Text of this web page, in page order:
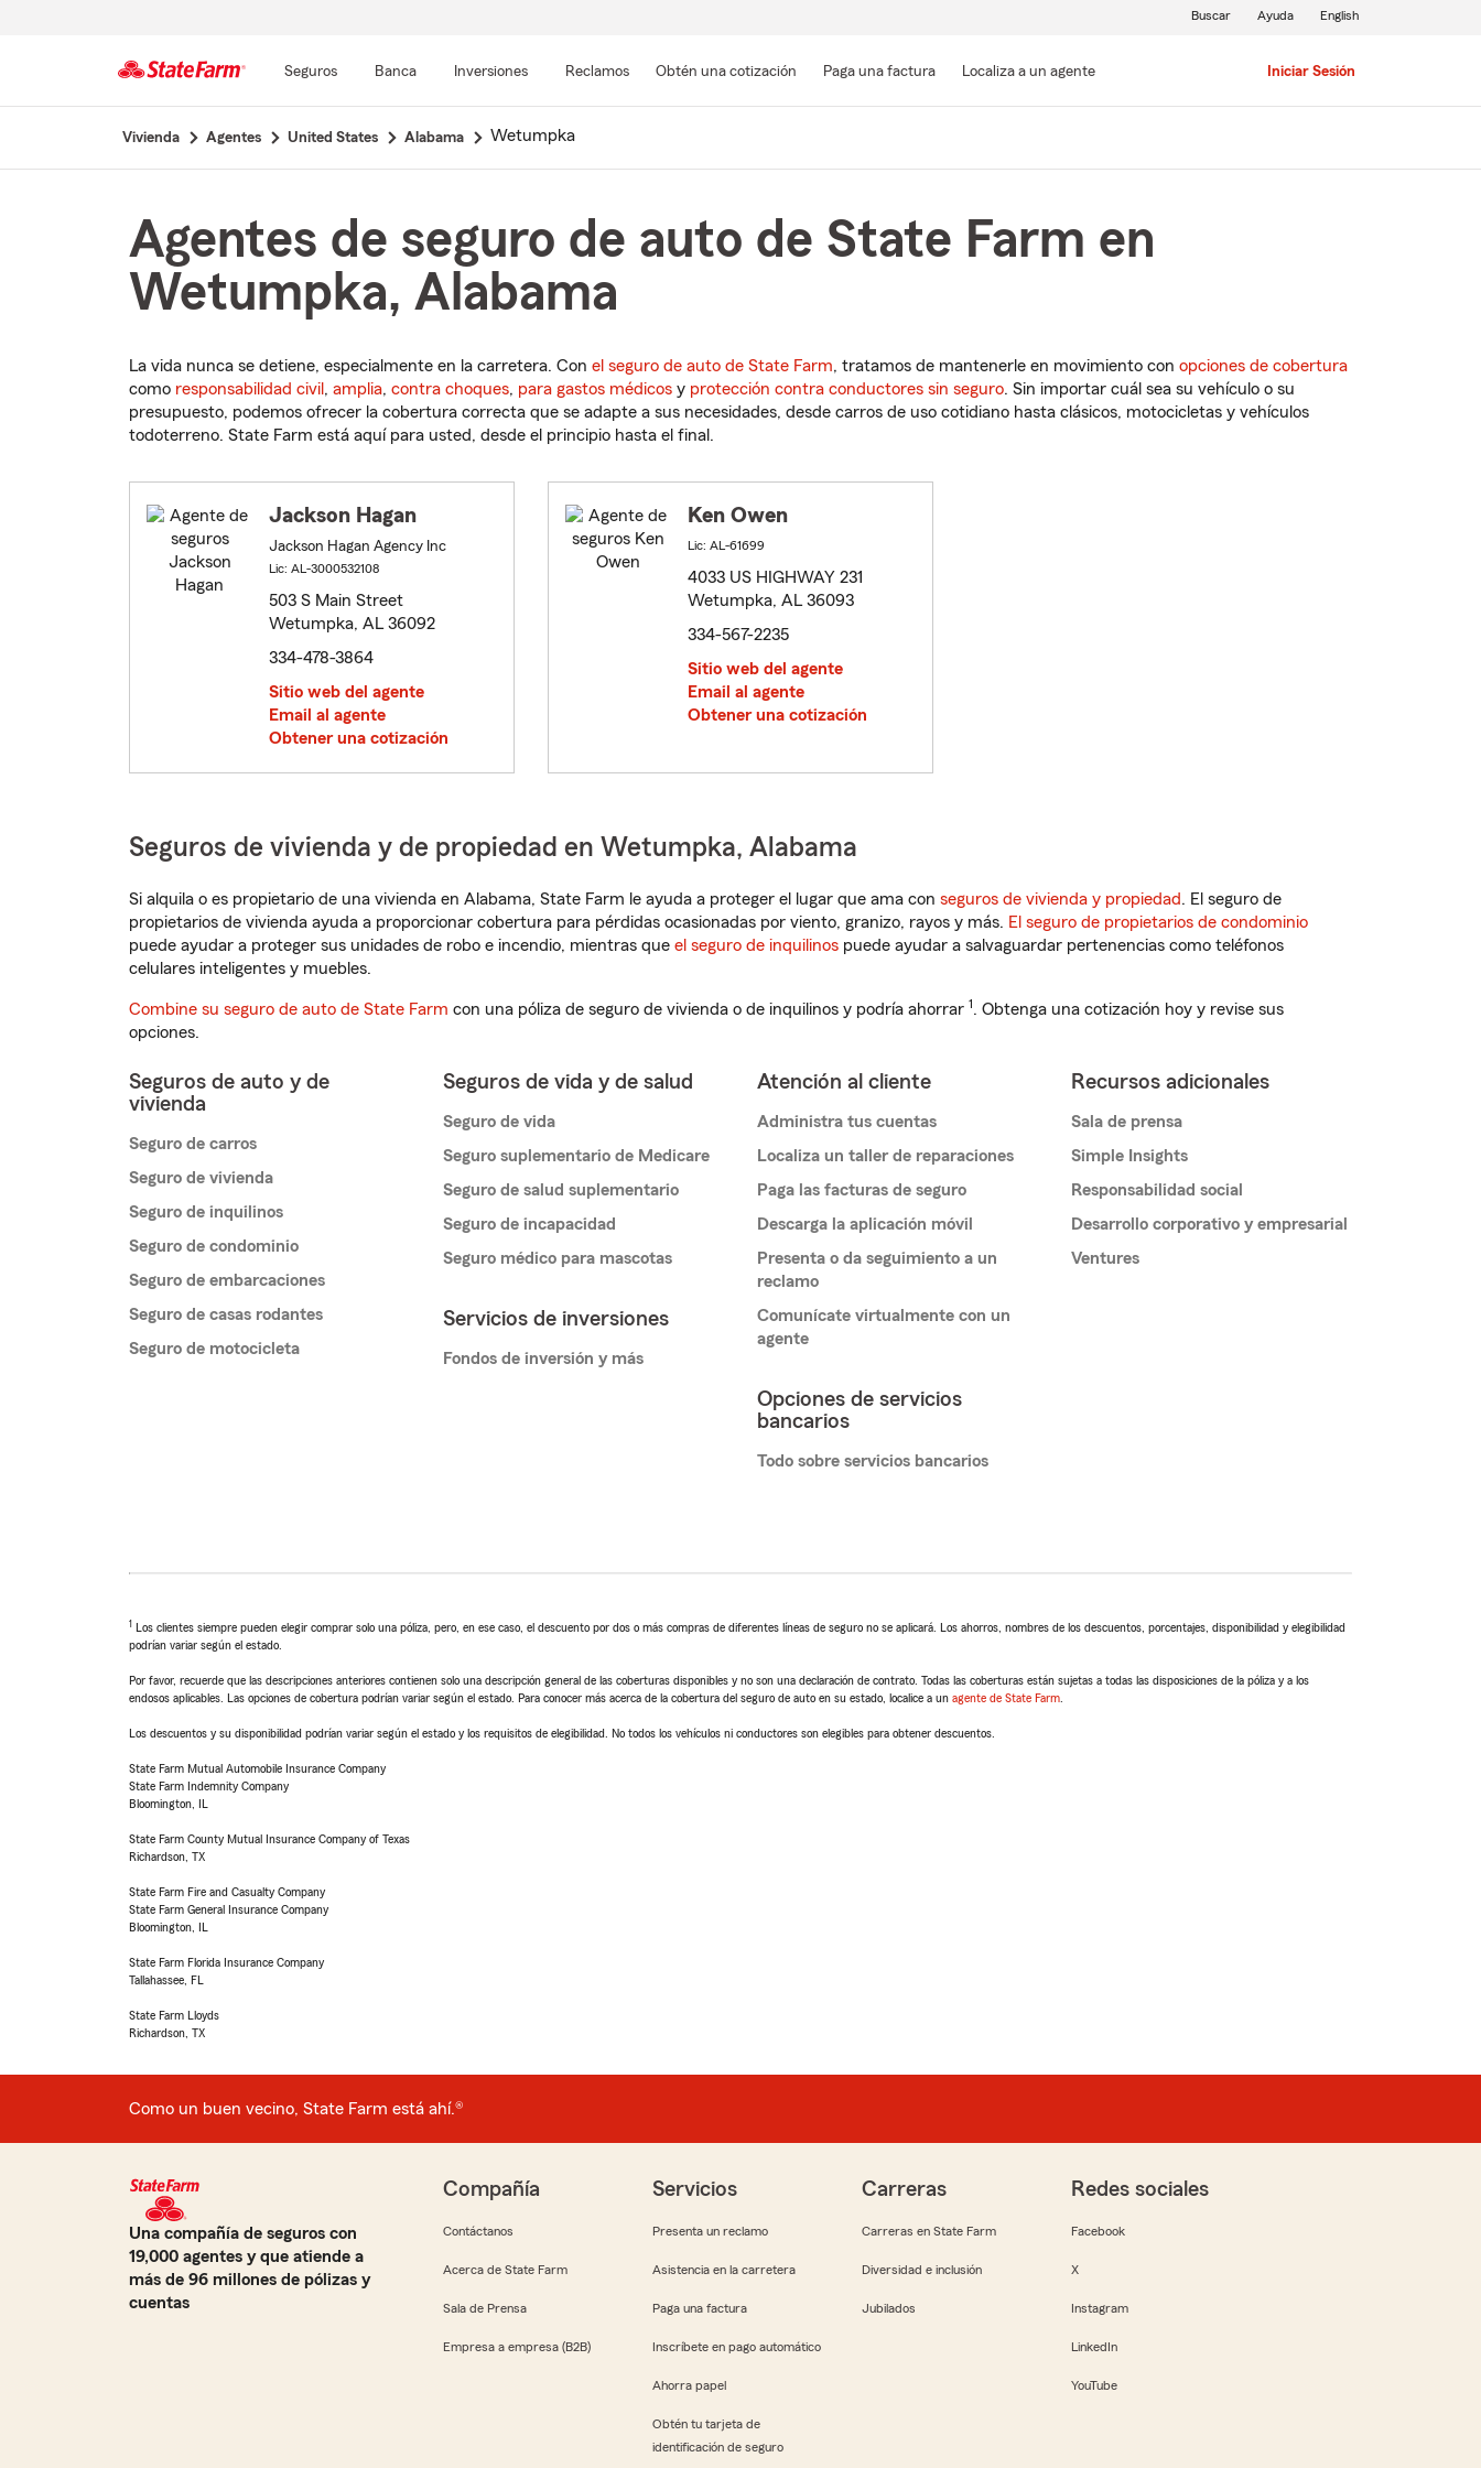
contenido
Seguros Banca Inversiones Reclamos Obtén una cotización Paga una factura Localiza a un agente Iniciar Sesión
Buscar Ayuda English
Vivienda Agentes United States Alabama Wetumpka
Agentes de seguro de auto de State Farm en
Wetumpka, Alabama
La vida nunca se detiene, especialmente en la carretera. Con el seguro de auto de State Farm, tratamos de mantenerle en movimiento con opciones de cobertura
como responsabilidad civil , amplia, contra choques, para gastos médicos y protección contra conductores sin seguro. Sin importar cuál sea su vehículo o su
presupuesto, podemos ofrecer la cobertura correcta que se adapte a sus necesidades, desde carros de uso cotidiano hasta clásicos, motocicletas y vehículos
todoterreno. State Farm está aquí para usted, desde el principio hasta el final.
Jackson Hagan
Jackson Hagan Agency Inc
Lic: AL-3000532108
503 S Main Street
Wetumpka, AL 36092
334-478-3864
Sitio web del agente
Email al agente
Obtener una cotización
Ken Owen
Lic: AL-61699
4033 US HIGHWAY 231
Wetumpka, AL 36093
334-567-2235
Sitio web del agente
Email al agente
Obtener una cotización
Seguros de vivienda y de propiedad en Wetumpka, Alabama
Si alquila o es propietario de una vivienda en Alabama, State Farm le ayuda a proteger el lugar que ama con seguros de vivienda y propiedad. El seguro de
propietarios de vivienda ayuda a proporcionar cobertura para pérdidas ocasionadas por viento, granizo, rayos y más. El seguro de propietarios de condominio
puede ayudar a proteger sus unidades de robo e incendio, mientras que el seguro de inquilinos puede ayudar a salvaguardar pertenencias como teléfonos
celulares inteligentes y muebles.
Combine su seguro de auto de State Farm con una póliza de seguro de vivienda o de inquilinos y podría ahorrar 1. Obtenga una cotización hoy y revise sus
opciones.
Seguros de auto y de
vivienda
Seguro de carros
Seguro de vivienda
Seguro de inquilinos
Seguro de condominio
Seguro de embarcaciones
Seguro de casas rodantes
Seguro de motocicleta
Seguros de vida y de salud
Seguro de vida
Seguro suplementario de Medicare
Seguro de salud suplementario
Seguro de incapacidad
Seguro médico para mascotas
Servicios de inversiones
Fondos de inversión y más
Atención al cliente
Administra tus cuentas
Localiza un taller de reparaciones
Paga las facturas de seguro
Descarga la aplicación móvil
Presenta o da seguimiento a un
reclamo
Comunícate virtualmente con un
agente
Opciones de servicios
bancarios
Todo sobre servicios bancarios
Recursos adicionales
Sala de prensa
Simple Insights
Responsabilidad social
Desarrollo corporativo y empresarial
Ventures
1 Los clientes siempre pueden elegir comprar solo una póliza, pero, en ese caso, el descuento por dos o más compras de diferentes líneas de seguro no se aplicará. Los ahorros, nombres de los descuentos, porcentajes, disponibilidad y elegibilidad
podrían variar según el estado.
Por favor, recuerde que las descripciones anteriores contienen solo una descripción general de las coberturas disponibles y no son una declaración de contrato. Todas las coberturas están sujetas a todas las disposiciones de la póliza y a los
endosos aplicables. Las opciones de cobertura podrían variar según el estado. Para conocer más acerca de la cobertura del seguro de auto en su estado, localice a un agente de State Farm
Los descuentos y su disponibilidad podrían variar según el estado y los requisitos de elegibilidad. No todos los vehículos ni conductores son elegibles para obtener descuentos.
State Farm Mutual Automobile Insurance Company
State Farm Indemnity Company
Bloomington, IL
State Farm County Mutual Insurance Company of Texas
Richardson, TX
State Farm Fire and Casualty Company
State Farm General Insurance Company
Bloomington, IL
State Farm Florida Insurance Company
Tallahassee, FL
State Farm Lloyds
Richardson, TX
Como un buen vecino, State Farm está ahí.®
Una compañía de seguros con
19,000 agentes y que atiende a
más de 96 millones de pólizas y
cuentas
Compañía
Contáctanos
Acerca de State Farm
Sala de Prensa
Empresa a empresa (B2B)
Servicios
Presenta un reclamo
Asistencia en la carretera
Paga una factura
Inscríbete en pago automático
Ahorra papel
Obtén tu tarjeta de
identificación de seguro
Carreras
Carreras en State Farm
Diversidad e inclusión
Jubilados
Redes sociales
Facebook
X
Instagram
LinkedIn
YouTube